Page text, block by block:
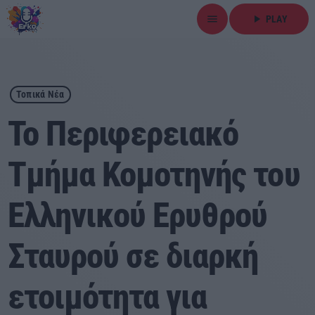
menu play_arrow PLAY
close
play_arrow ΕΡΚΟ
Αρχική
Εκπομπές
Ειδήσεις
Αθλητικά
Τοπικά Νέα
To Περιφερειακό
Τμήμα Κομοτηνής του
Ελληνικού Ερυθρού
Σταυρού σε διαρκή
ετοιμότητα για